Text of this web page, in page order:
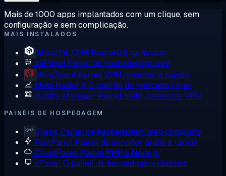
Mais de 1000 apps implantados com um clique, sem
configuração e sem complicação.
MAIS INSTALADOS
MikroTik CHR RouterOS na nuvem
aaPanel Painel de hospedagem leve
WireGuard Kernel VPN moderno e rápido
MetaTrader 4 O padrão do mercado Forex
Hiddify Manager Painel multi-protocolo VPN
PAINÉIS DE HOSPEDAGEM
Plesk Painel de hospedagem web completo
FastPanel Painel de servidor grátis e rápido
CloudPanel Painel PHP e Node.js
cPanelO painel de hospedagem clássico